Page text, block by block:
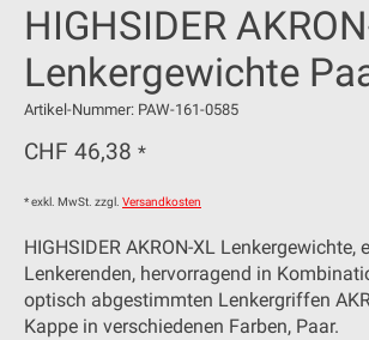
HIGHSIDER
Lenkergewichte
Artikel-Nummer: PAW-161-0585
CHF 46,38 *
* exkl. MwSt. zzgl. Versandkosten
HIGHSIDER AKRON-XL Lenkergewichte,
Lenkerenden, hervorragend in
optisch abgestimmten Lenkergriffen
Kappe in verschiedenen Farben, Paar.